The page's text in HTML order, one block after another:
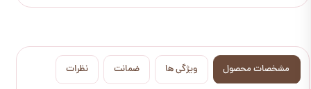
مشخصات محصول ویژگی ها ضمانت نظرات